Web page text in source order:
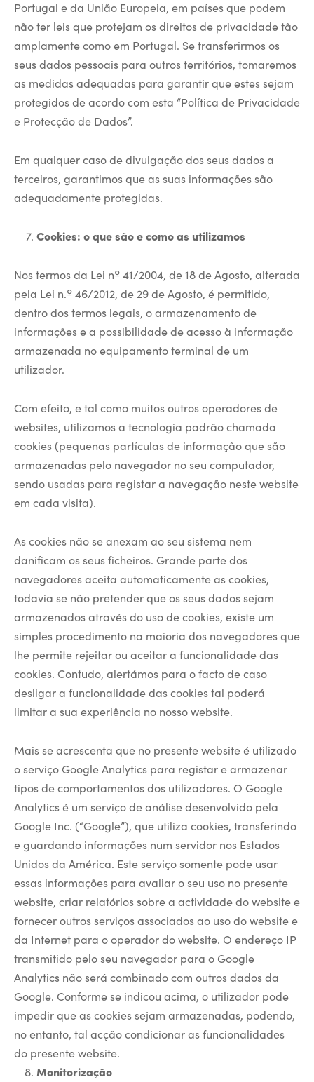
Portugal e da União Europeia, em países que podem
não ter leis que protejam os direitos de privacidade tão
amplamente como em Portugal. Se transferirmos os
seus dados pessoais para outros territórios, tomaremos
as medidas adequadas para garantir que estes sejam
protegidos de acordo com esta “Política de Privacidade
e Protecção de Dados”.
Em qualquer caso de divulgação dos seus dados a
terceiros, garantimos que as suas informações são
adequadamente protegidas.
Cookies: o que são e como as utilizamos
Nos termos da Lei nº 41/2004, de 18 de Agosto, alterada
pela Lei n.º 46/2012, de 29 de Agosto, é permitido,
dentro dos termos legais, o armazenamento de
informações e a possibilidade de acesso à informação
armazenada no equipamento terminal de um
utilizador.
Com efeito, e tal como muitos outros operadores de
websites, utilizamos a tecnologia padrão chamada
cookies (pequenas partículas de informação que são
armazenadas pelo navegador no seu computador,
sendo usadas para registar a navegação neste website
em cada visita).
As cookies não se anexam ao seu sistema nem
danificam os seus ficheiros. Grande parte dos
navegadores aceita automaticamente as cookies,
todavia se não pretender que os seus dados sejam
armazenados através do uso de cookies, existe um
simples procedimento na maioria dos navegadores que
lhe permite rejeitar ou aceitar a funcionalidade das
cookies. Contudo, alertámos para o facto de caso
desligar a funcionalidade das cookies tal poderá
limitar a sua experiência no nosso website.
Mais se acrescenta que no presente website é utilizado
o serviço Google Analytics para registar e armazenar
tipos de comportamentos dos utilizadores. O Google
Analytics é um serviço de análise desenvolvido pela
Google Inc. (“Google”), que utiliza cookies, transferindo
e guardando informações num servidor nos Estados
Unidos da América. Este serviço somente pode usar
essas informações para avaliar o seu uso no presente
website, criar relatórios sobre a actividade do website e
fornecer outros serviços associados ao uso do website e
da Internet para o operador do website. O endereço IP
transmitido pelo seu navegador para o Google
Analytics não será combinado com outros dados da
Google. Conforme se indicou acima, o utilizador pode
impedir que as cookies sejam armazenadas, podendo,
no entanto, tal acção condicionar as funcionalidades
do presente website.
Monitorização